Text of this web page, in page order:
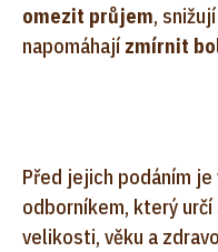
omezit průjem,
napomáhají zmírnit
Před jejich podáním
odborníkem, který určí
velikosti, věku a